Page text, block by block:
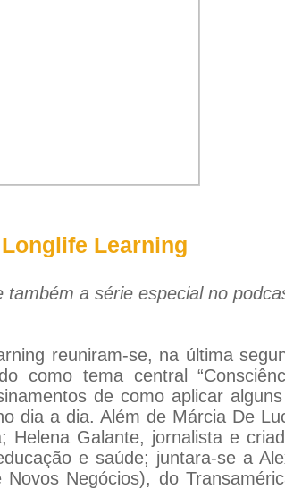
Learning
a série especial no
reuniram-se, na última
como tema central
de como aplicar
dia a dia. Além de Márcia De
Galante, jornalista e
e saúde; juntara-se a
Negócios), do